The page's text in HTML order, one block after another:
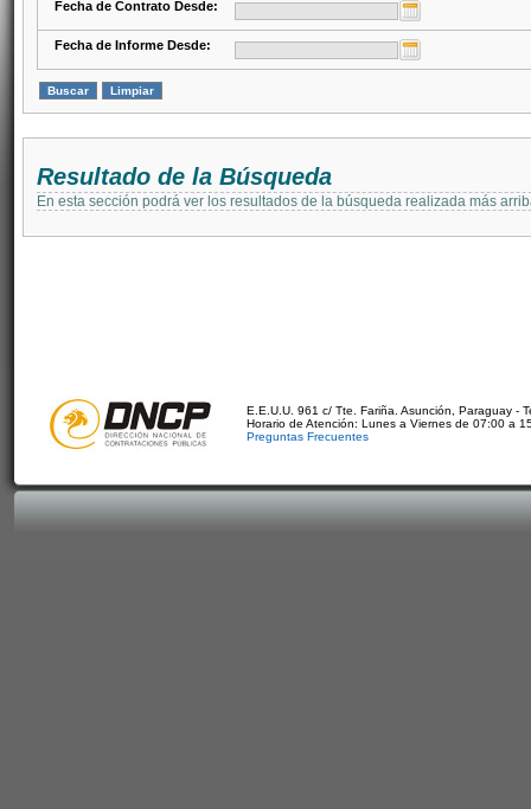
Fecha de Contrato Desde:
Fecha de Informe Desde:
Resultado de la Búsqueda
En esta sección podrá ver los resultados de la búsqueda realizada más
E.E.U.U. 961 c/ Tte. Fariña. Asunción, Paraguay -
Horario de Atención: Lunes a Viernes de 07:00 a
Preguntas Frecuentes